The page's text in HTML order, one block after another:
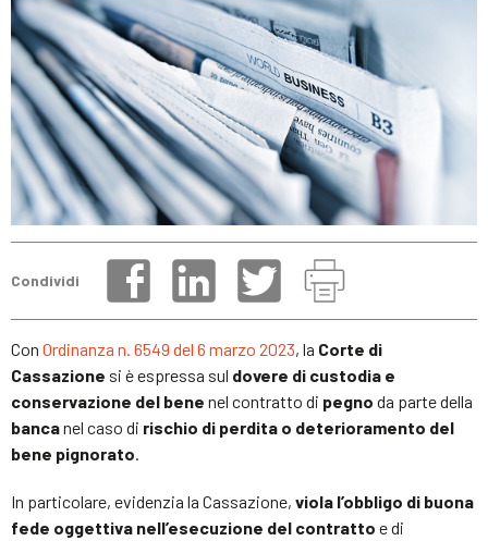
Condividi
Con Ordinanza n. 6549 del 6 marzo 2023, la Corte di
Cassazione si è espressa sul dovere di custodia e
conservazione del bene nel contratto di pegno da parte della
bancanel caso di rischio di perdita o deterioramento del
bene pignorato.
In particolare, evidenzia la Cassazione, viola l’obbligo di buona
fede oggettiva nell’esecuzione del contratto e di